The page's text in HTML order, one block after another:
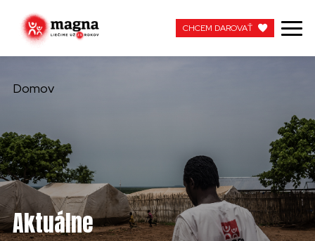
O NÁS
AKTUÁLNE
ZAPOJTE SA
CHCEM DAROVAŤ
Domov
Aktuálne